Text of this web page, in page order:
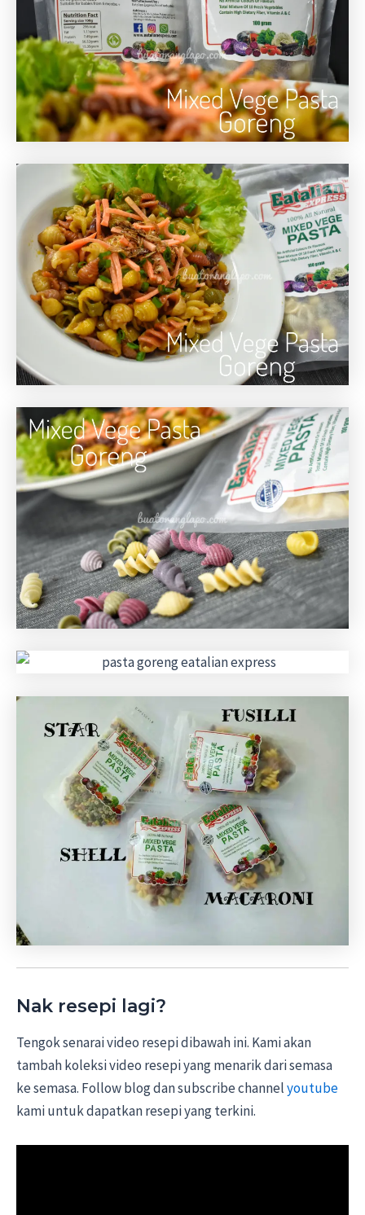
Nak resepi lagi?
Tengok senarai video resepi dibawah ini. Kami akan
tambah koleksi video resepi yang menarik dari semasa
ke semasa. Follow blog dan subscribe channelyoutube
kami untuk dapatkan resepi yang terkini.